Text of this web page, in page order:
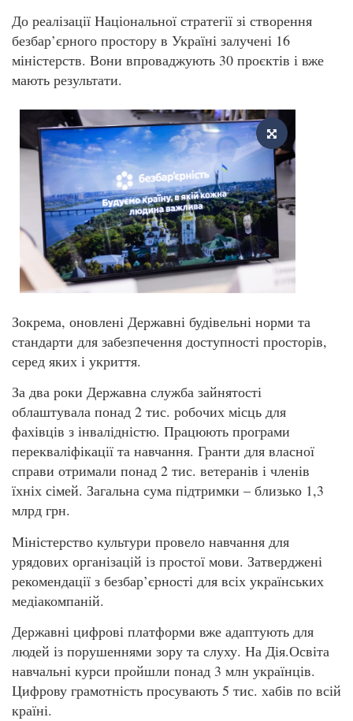
До реалізації Національної стратегії зі створення
безбар’єрного простору в Україні залучені 16
міністерств. Вони впроваджують 30 проєктів і вже
мають результати.
Зокрема, оновлені Державні будівельні норми та
стандарти для забезпечення доступності просторів,
серед яких і укриття.
За два роки Державна служба зайнятості
облаштувала понад 2 тис. робочих місць для
фахівців з інвалідністю. Працюють програми
перекваліфікації та навчання. Гранти для власної
справи отримали понад 2 тис. ветеранів і членів
їхніх сімей. Загальна сума підтримки – близько 1,3
млрд грн.
Міністерство культури провело навчання для
урядових організацій із простої мови. Затверджені
рекомендації з безбар’єрності для всіх українських
медіакомпаній.
Державні цифрові платформи вже адаптують для
людей із порушеннями зору та слуху. На Дія.Освіта
навчальні курси пройшли понад 3 млн українців.
Цифрову грамотність просувають 5 тис. хабів по всій
країні.